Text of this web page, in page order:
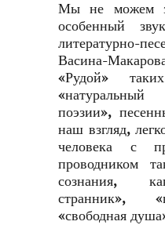
Мы не можем
особенный
литературно-
Васина-
«Рудой»
поэзии»,
наш взгляд,
человека с
проводником
сознания,
странник»,
«свободная